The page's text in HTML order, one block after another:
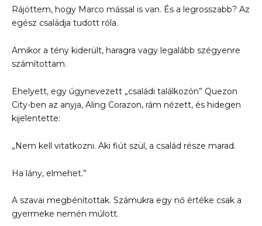
Rájöttem, hogy Marco mással is van. És a legrosszabb? Az
egész családja tudott róla.
Amikor a tény kiderült, haragra vagy legalább szégyenre
számítottam.
Ehelyett, egy úgynevezett „családi találkozón” Quezon
City-ben az anyja, Aling Corazon, rám nézett, és hidegen
kijelentette:
„Nem kell vitatkozni. Aki fiút szül, a család része marad.
Ha lány, elmehet.”
A szavai megbénítottak. Számukra egy nő értéke csak a
gyermeke nemén múlott.